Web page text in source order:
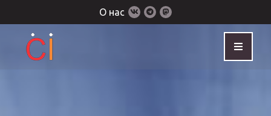
О нас